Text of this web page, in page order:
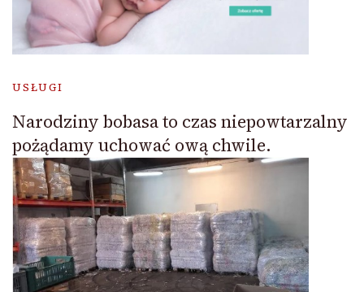
USŁUGI
Narodziny bobasa to czas niepowtarzalny
pożądamy uchować ową chwile.